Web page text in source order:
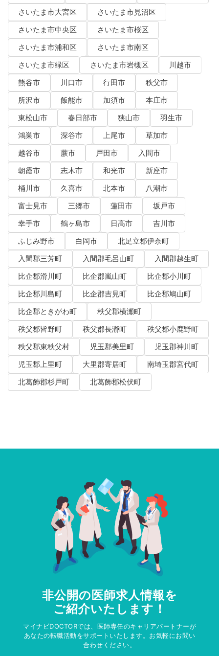
さいたま市大宮区
さいたま市見沼区
さいたま市中央区
さいたま市桜区
さいたま市浦和区
さいたま市南区
さいたま市緑区
さいたま市岩槻区
川越市
熊谷市
川口市 行田市
秩父市
所沢市
飯能市 加須市
本庄市
東松山市
春日部市 狭山市
羽生市
鴻巣市
深谷市 上尾市
草加市
越谷市
蕨市 戸田市
入間市
朝霞市
志木市 和光市
新座市
桶川市
久喜市 北本市
八潮市
富士見市
三郷市 蓮田市
坂戸市
幸手市
鶴ヶ島市 日高市
吉川市
ふじみ野市
白岡市
北足立郡伊奈町
入間郡三芳町
入間郡毛呂山町
入間郡越生町
比企郡滑川町
比企郡嵐山町
比企郡小川町
比企郡川島町
比企郡吉見町
比企郡鳩山町
比企郡ときがわ町
秩父郡横瀬町
秩父郡皆野町
秩父郡長瀞町
秩父郡小鹿野町
秩父郡東秩父村
児玉郡美里町
児玉郡神川町
児玉郡上里町
大里郡寄居町
南埼玉郡宮代町
北葛飾郡杉戸町
北葛飾郡松伏町
非公開の医師求人情報を
ご紹介いたします！
マイナビDOCTORでは、医師専任のキャリアパートナーが
あなたの転職活動をサポートいたします。お気軽にお問い
合わせください。